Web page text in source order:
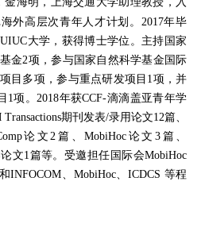
外高层次青年人才计划。 2017年毕
UIUC大学，获得博士学位。主持国家
金2项，参与国家自然科学基金国际
目多项，参与重点研发项目 1 项，并
1项。 2018年获CCF-滴滴盖亚青年学
期刊发表/录用论文12篇、
论文 2 篇、MobiHoc 论文 3篇、
论文1 篇等。受邀担任国际会MobiHoc
INFOCOM MobiHoc、 ICDCS 等程